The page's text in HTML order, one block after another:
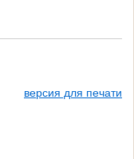
версия для печати